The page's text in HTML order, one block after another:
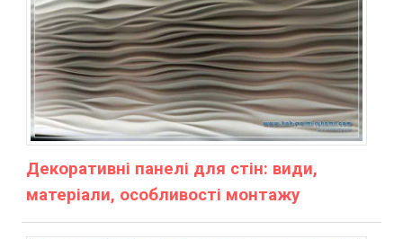
Декоративні панелі для стін: види,
матеріали, особливості монтажу